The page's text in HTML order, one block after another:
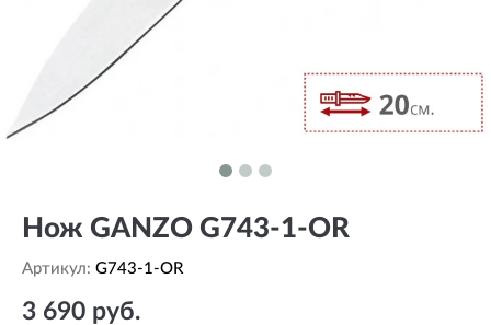
Нож GANZO G743-1-OR
Артикул: G743-1-OR
3 690 руб.